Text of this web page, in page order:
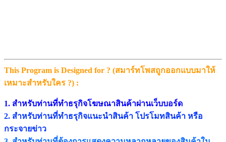
This Program is Designed for ? (สมาร์ทโพสถูกออกแบบมาให้
เหมาะสำหรับใคร ?) :
1. สำหรับท่านที่ทำธรุกิจโฆษณาสินค้าผ่านเว็บบอร์ด
2. สำหรับท่านที่ทำธรุกิจแนะนำสินค้า โปรโมทสินค้า หรือ
กระจายข่าว